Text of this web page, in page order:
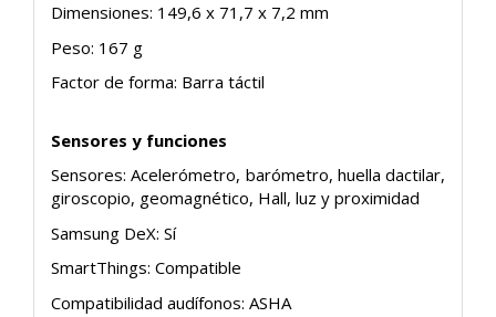
Dimensiones: 149,6 x 71,7 x 7,2 mm
Peso: 167 g
Factor de forma: Barra táctil
Sensores y funciones
Sensores: Acelerómetro, barómetro, huella dactilar,
giroscopio, geomagnético, Hall, luz y proximidad
Samsung DeX: Sí
SmartThings: Compatible
Compatibilidad audífonos: ASHA